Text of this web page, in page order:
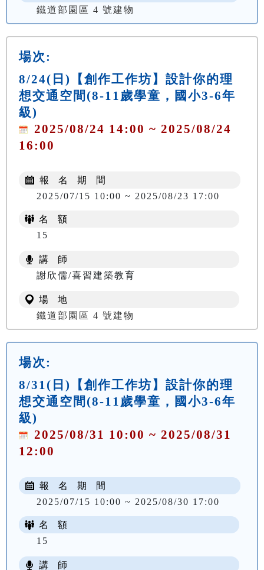
鐵道部園區 4 號建物
場次:
8/24(日)【創作工作坊】設計你的理
想交通空間(8-11歲學童，國小3-6年
級)
2025/08/24 14:00 ~ 2025/08/24
16:00
報 名 期 間
2025/07/15 10:00 ~ 2025/08/23 17:00
名 額
15
講 師
謝欣儒/喜習建築教育
場 地
鐵道部園區 4 號建物
場次:
8/31(日)【創作工作坊】設計你的理
想交通空間(8-11歲學童，國小3-6年
級)
2025/08/31 10:00 ~ 2025/08/31
12:00
報 名 期 間
2025/07/15 10:00 ~ 2025/08/30 17:00
名 額
15
講 師